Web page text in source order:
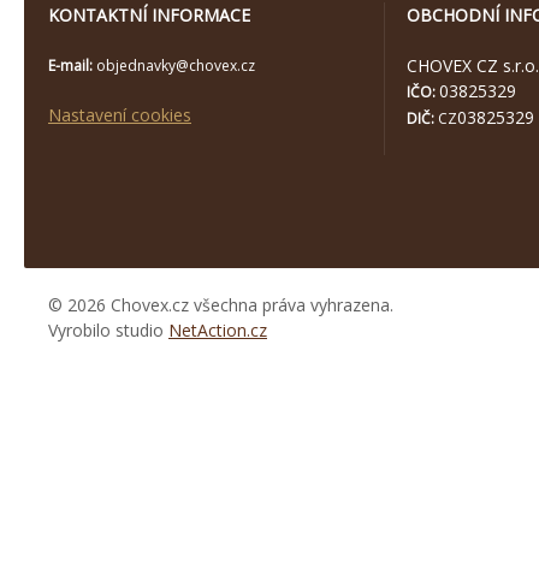
KONTAKTNÍ INFORMACE
E-mail: objednavky@chovex.cz
Nastavení cookies
OBCHODNÍ
CHOVEX CZ s.r.o.
IČO:03825329
DIČ: CZ03825329
© 2026 Chovex.cz všechna práva vyhrazena.
Vyrobilo studio NetAction.cz